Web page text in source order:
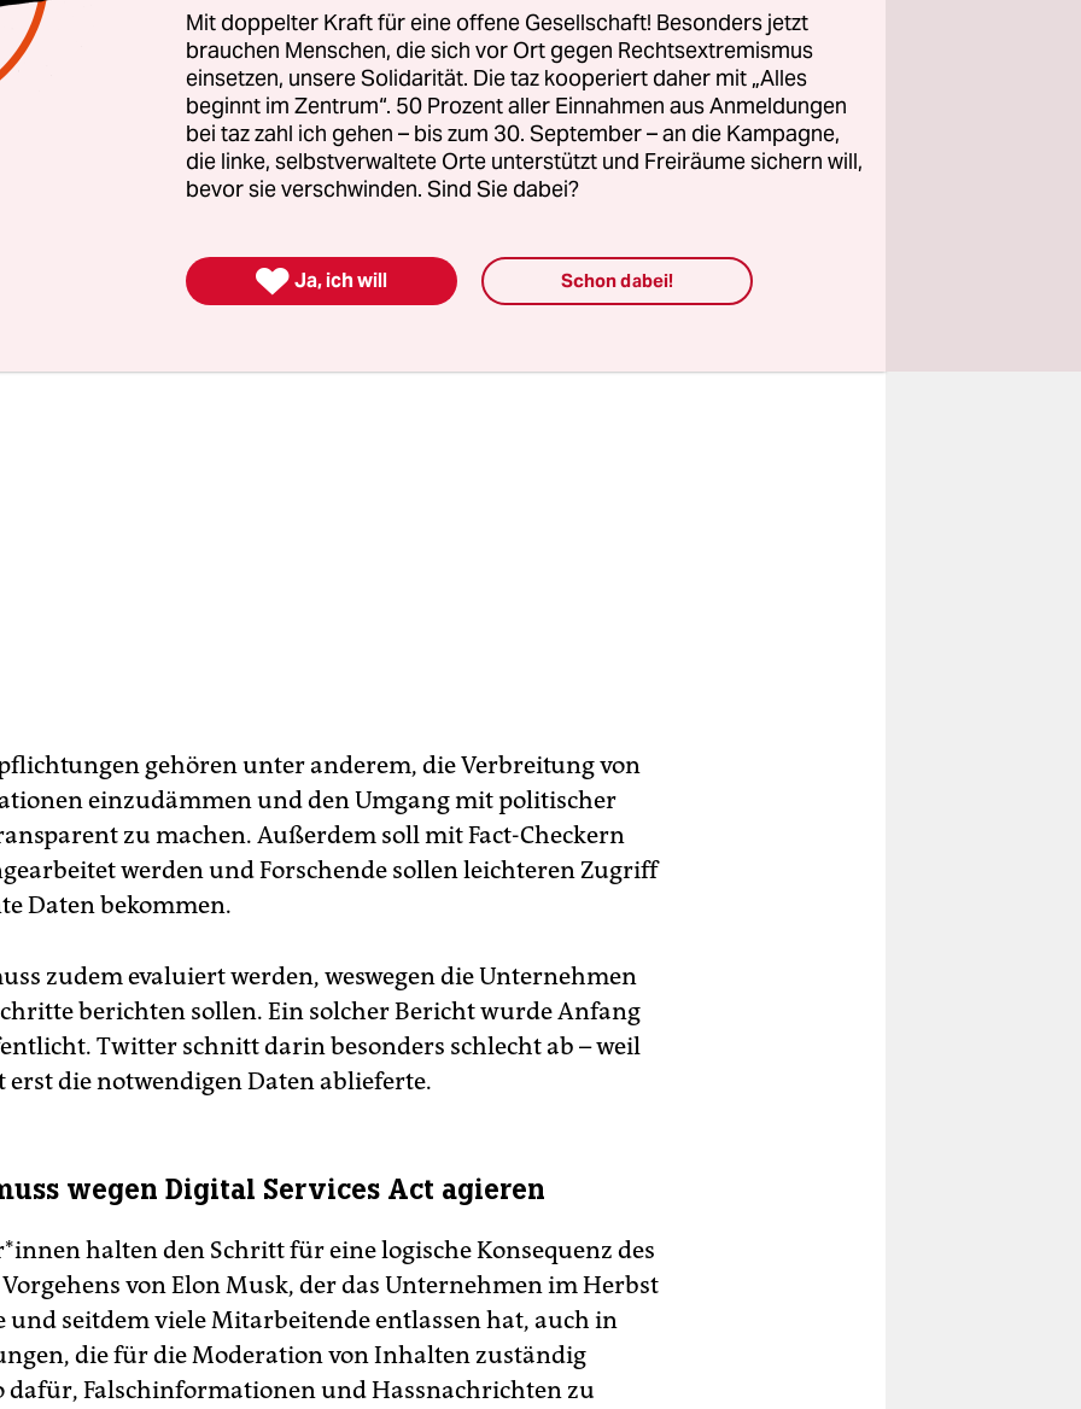
anderem EU-Binnenmarktkommissar Thierry Breton.
gegen Desinformation, der im Juni 2022 von
und Organisationen unterschrieben wurde, ist
Abkommen, das die Unterzeichnenden selbst
haben auf Basis der Empfehlungen der EU-Kommission.
aus dem Regelwerk aus, das es mitgestaltet hat.
gehören unter anderem, die Verbreitung von
einzudämmen und den Umgang mit politischer
zu machen. Außerdem soll mit Fact-Checkern
werden und Forschende sollen leichteren Zugriff
Daten bekommen.
zudem evaluiert werden, weswegen die Unternehmen
berichten sollen. Ein solcher Bericht wurde Anfang
Twitter schnitt darin besonders schlecht ab – weil
erst die notwendigen Daten ablieferte.
wegen Digital Services Act agieren
halten den Schritt für eine logische Konsequenz des
von Elon Musk, der das Unternehmen im Herbst
und seitdem viele Mitarbeitende entlassen hat, auch in
die für die Moderation von Inhalten zuständig
dafür, Falschinformationen und Hassnachrichten zu
Mit doppelter Kraft für eine offene Gesellschaft! Besonders jetzt
brauchen Menschen, die sich vor Ort gegen Rechtsextremismus
einsetzen, unsere Solidarität. Die taz kooperiert daher mit „Alles
beginnt im Zentrum“. 50 Prozent aller Einnahmen aus Anmeldungen
bei taz zahl ich gehen – bis zum 30. September – an die Kampagne,
die linke, selbstverwaltete Orte unterstützt und Freiräume sichern will,
bevor sie verschwinden. Sind Sie dabei?
 Ja, ich will Schon dabei!